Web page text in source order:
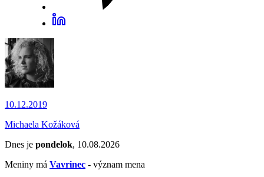
10.12.2019
Michaela Kožáková
Dnes je pondelok, 10.08.2026
Meniny má Vavrinec - význam mena